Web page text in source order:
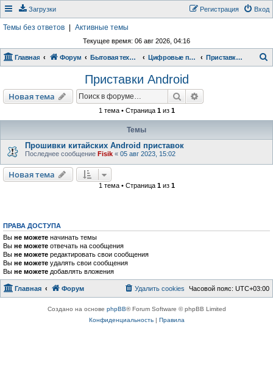
Загрузки Вход
Регистрация
Темы без ответов Активные темы
Текущее время: 06 авг 2026, 04:16
Главная Форум Бытовая техника Цифровые приставки Приставки Android
Приставки Android
Новая тема Поиск
1 тема • Страница 1из 1
Темы
Прошивки китайских Android приставок
Последнее сообщение Fisik « 05 авг 2023, 15:02
Новая тема
1 тема • Страница 1из 1
ПРАВА ДОСТУПА
Вы не можете начинать темы
Вы не можете отвечать на сообщения
Вы не можете редактировать свои сообщения
Вы не можете удалять свои сообщения
Вы не можете добавлять вложения
Главная Форум Часовой пояс: UTC+03:00
Удалить cookies
Создано на основе phpBB® Forum Software © phpBB Limited
Конфиденциальность| Правила